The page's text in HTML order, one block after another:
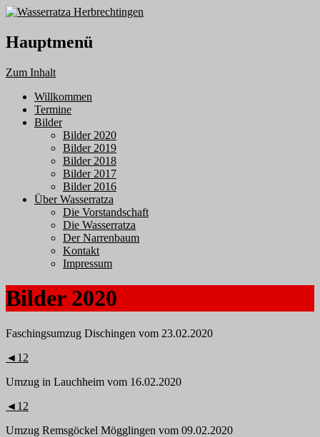
Hauptmenü
Zum Inhalt
Willkommen
Termine
Bilder
Bilder 2020
Bilder 2019
Bilder 2018
Bilder 2017
Bilder 2016
Über Wasserratza
Die Vorstandschaft
Die Wasserratza
Der Narrenbaum
Kontakt
Impressum
Bilder 2020
Faschingsumzug Dischingen vom 23.02.2020
◄ 1 2
Umzug in Lauchheim vom 16.02.2020
◄ 1 2
Umzug Remsgöckel Mögglingen vom 09.02.2020